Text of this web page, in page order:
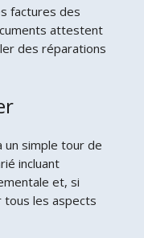
factures des
attestent
des réparations
un simple tour de
incluant
et, si
tous les aspects